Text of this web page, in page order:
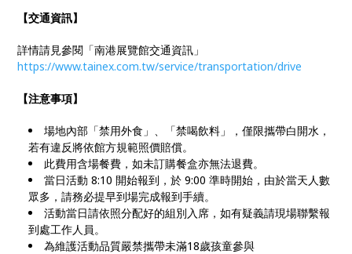
【交通資訊】
詳情請見參閱「南港展覽館交通資訊」
https://www.tainex.com.tw/service/transportation/drive
【注意事項】
場地內部「禁用外食」、「禁喝飲料」，僅限攜帶白開水，
若有違反將依館方規範照價賠償。
此費用含場餐費，如未訂購餐盒亦無法退費。
當日活動 8:10 開始報到，於 9:00 準時開始，由於當天人數
眾多，請務必提早到場完成報到手續。
活動當日請依照分配好的組別入席，如有疑義請現場聯繫報
到處工作人員。
為維護活動品質嚴禁攜帶未滿18歲孩童參與